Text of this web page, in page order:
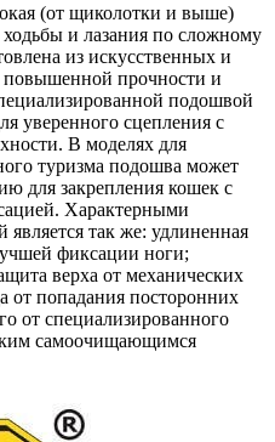
(от щиколотки и выше)
и лазания по сложному
из искусственных и
повышенной прочности и
подошвой
уверенного сцепления с
В моделях для
туризма подошва может
для закрепления кошек с
Характерными
так же: удлиненная
фиксации ноги;
верха от механических
от попадания посторонних
от специализированного
самоочищающимся